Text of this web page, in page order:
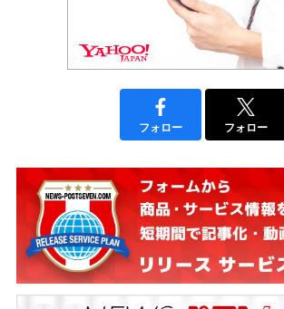
フォロー フォロー